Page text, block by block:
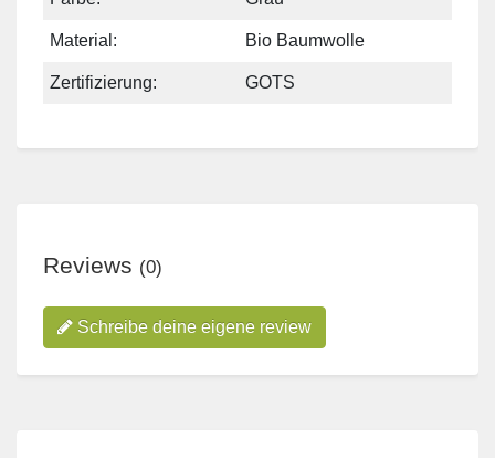
Material: Bio Baumwolle
Zertifizierung: GOTS
Reviews (0)
Schreibe deine eigene review